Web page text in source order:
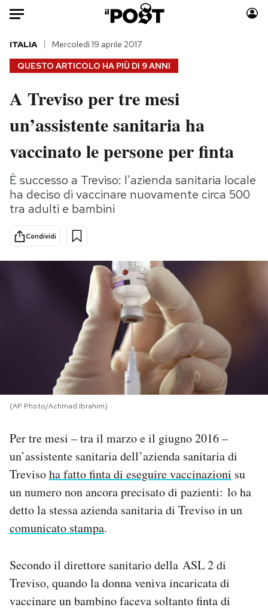
Auto
HOME
Italia
Politica
Tecnologia
Scienza
Cultura
Sport
Moda
Consumismi
Storie/Idee
Media
NEWSLETTER
I MIEI PREFERITI
SHOP
Area Personale
Newsletter
Regala il Post
Esci
QUESTO ARTICOLO HA PIÙ DI 9 ANNI
ITALIA Mercoledì 19 aprile 2017
A Treviso per tre mesi
un’assistente sanitaria ha
vaccinato le persone per finta
È successo a Treviso: l'azienda sanitaria locale
ha deciso di vaccinare nuovamente circa 500
tra adulti e bambini
Condividi
(AP Photo/Achmad Ibrahim)
Per tre mesi – tra il marzo e il giugno 2016 –
un’assistente sanitaria dell’azienda sanitaria di
Trevisoha fatto finta di eseguire vaccinazioni su
un numero non ancora precisato di pazienti: lo ha
detto la stessa azienda sanitaria di Treviso in un
comunicato stampa.
Secondo il direttore sanitario della ASL 2 di
Treviso, quando la donna veniva incaricata di
vaccinare un bambino faceva soltanto finta di